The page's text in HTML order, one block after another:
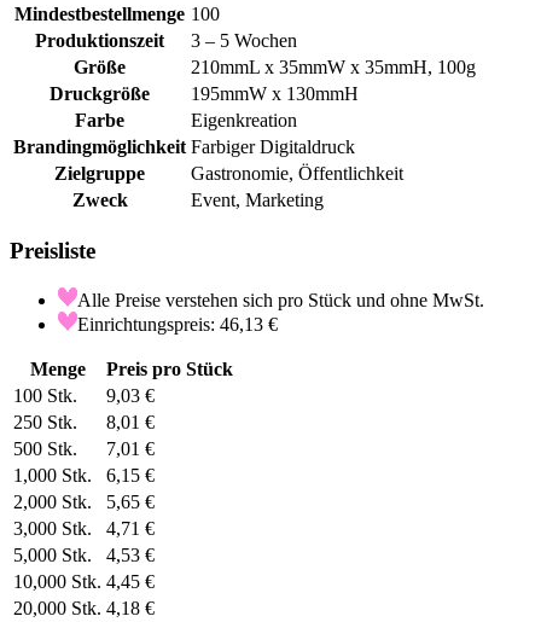
Mindestbestellmenge 100
Produktionszeit
3 – 5 Wochen
Größe
210mmL x 35mmW x 35mmH, 100g
Druckgröße
195mmW x 130mmH
Farbe
Eigenkreation
Brandingmöglichkeit Farbiger Digitaldruck
Zielgruppe
Gastronomie, Öffentlichkeit
Zweck
Event, Marketing
Preisliste
Alle Preise verstehen sich pro Stück und ohne MwSt.
Einrichtungspreis: 46,13 €
Menge
Preis pro Stück
100 Stk.
9,03 €
250 Stk.
8,01 €
500 Stk.
7,01 €
1,000 Stk.
6,15 €
2,000 Stk.
5,65 €
3,000 Stk.
4,71 €
5,000 Stk.
4,53 €
10,000 Stk. 4,45 €
20,000 Stk. 4,18 €